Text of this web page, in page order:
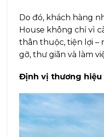
Do đó, khách hàng
House không chỉ vì
thân thuộc, tiện lợi –
gỡ, thư giãn và làm
Định vị thương